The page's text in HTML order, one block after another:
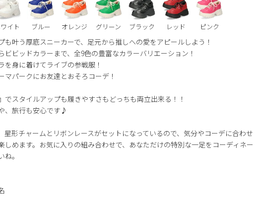
イト ブルー オレンジ グリーン ブラック レッド ピンク
も叶う厚底スニーカーで、足元から推しへの愛をアピールしよう！
ビビッドカラーまで、全9色の豊富なカラーバリエーション！
を身に着けてライブの参戦服！
マパークにお友達とおそろコーデ！
でスタイルアップも履きやすさもどっちも両立出来る！！
、旅行も安心です♪
星形チャームとリボンレースがセットになっているので、気分やコーデに合わせ
しめます。お気に入りの組み合わせで、あなただけの特別な一足をコーディネー
ね。